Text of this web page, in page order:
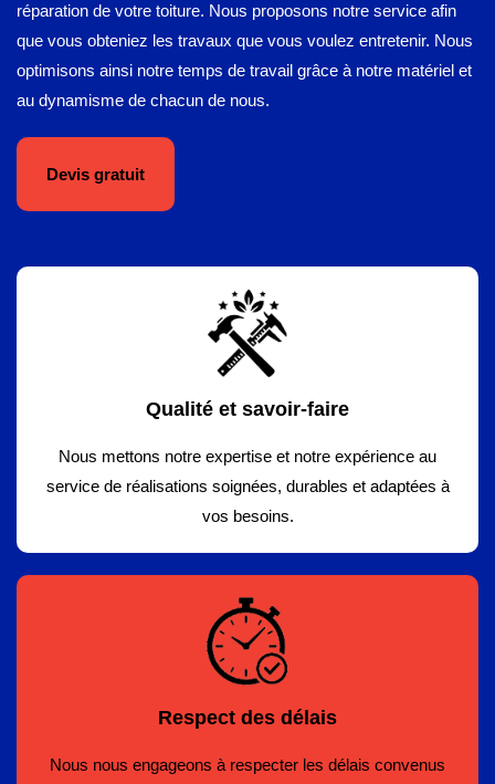
réparation de votre toiture. Nous proposons notre service afin
que vous obteniez les travaux que vous voulez entretenir. Nous
optimisons ainsi notre temps de travail grâce à notre matériel et
au dynamisme de chacun de nous.
Devis gratuit
Qualité et savoir-faire
Nous mettons notre expertise et notre expérience au
service de réalisations soignées, durables et adaptées à
vos besoins.
Respect des délais
Nous nous engageons à respecter les délais convenus